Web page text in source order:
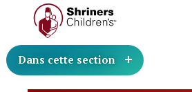
Dans cette section